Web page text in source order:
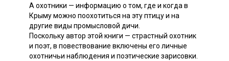
А охотники — информацию о том, где и когда в
Крыму можно поохотиться на эту птицу и на
другие виды промысловой дичи.
Поскольку автор этой книги — страстный охотник
и поэт, в повествование включены его личные
охотничьи наблюдения и поэтические зарисовки.